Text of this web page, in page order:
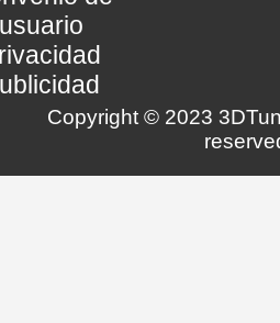
Copyright © 2023